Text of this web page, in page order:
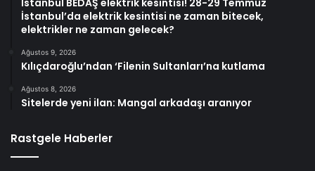
İstanbul BEDAŞ elektrik kesintisi! 28-29 Temmuz
İstanbul’da elektrik kesintisi ne zaman bitecek,
elektrikler ne zaman gelecek?
Ağustos 9, 2026
Kılıçdaroğlu’ndan ‘Filenin Sultanları’na kutlama
Ağustos 8, 2026
Sitelerde yeni ilan: Mangal arkadaşı aranıyor
Rastgele Haberler